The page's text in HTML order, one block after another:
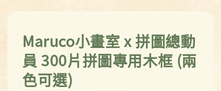
Maruco小畫室 x 拼圖總動
員 300片拼圖專用木框 (兩
色可選)